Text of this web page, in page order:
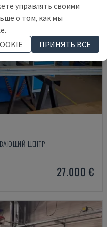
ЦЕНТР
27.000 €
управлять своими
о том, как мы
ПРИНЯТЬ ВСЕ